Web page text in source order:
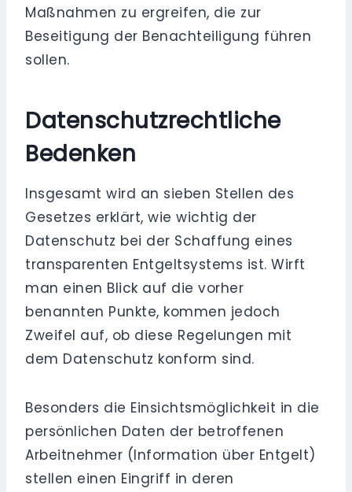
Maßnahmen zu ergreifen, die zur
Beseitigung der Benachteiligung führen
sollen.
Datenschutzrechtliche
Bedenken
Insgesamt wird an sieben Stellen des
Gesetzes erklärt, wie wichtig der
Datenschutz bei der Schaffung eines
transparenten Entgeltsystems ist. Wirft
man einen Blick auf die vorher
benannten Punkte, kommen jedoch
Zweifel auf, ob diese Regelungen mit
dem Datenschutz konform sind.
Besonders die Einsichtsmöglichkeit in die
persönlichen Daten der betroffenen
Arbeitnehmer (Information über Entgelt)
stellen einen Eingriff in deren